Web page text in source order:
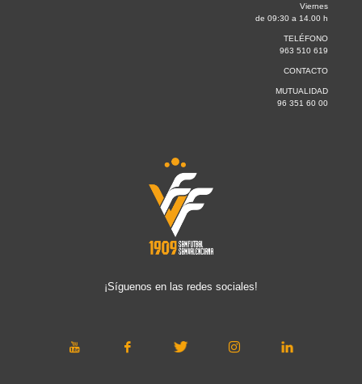
Viernes
de 09:30 a 14.00 h
TELÉFONO
963 510 619
CONTACTO
MUTUALIDAD
96 351 60 00
¡Síguenos en las redes sociales!